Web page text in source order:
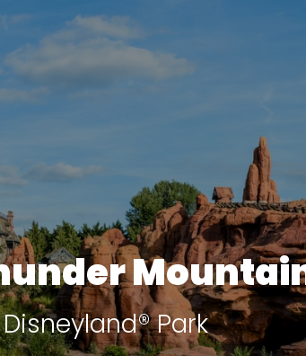
Disneyland® Park